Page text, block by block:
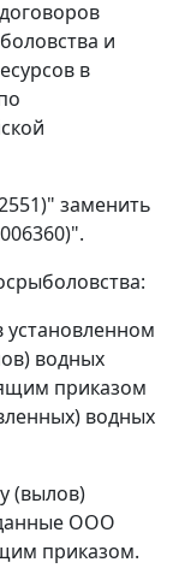
и
в
заменить
установленном
водных
приказом
водных
(вылов)
ООО
приказом.